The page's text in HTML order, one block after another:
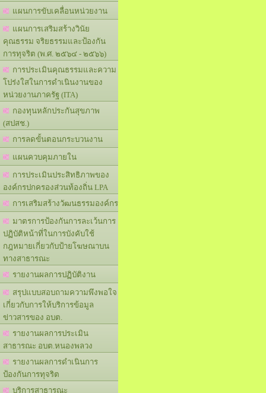
แผนการขับเคลื่อนหน่วยงาน
แผนการเสริมสร้างวินัย
คุณธรรม จริยธรรมและป้องกัน
การทุจริต (พ.ศ. ๒๕๖๔ - ๒๕๖๖)
การประเมินคุณธรรมและความ
โปร่งใสในการดำเนินงานของ
หน่วยงานภาครัฐ (ITA)
กองทุนหลักประกันสุขภาพ
(สปสช.)
การลดขั้นตอนกระบวนงาน
แผนควบคุมภายใน
การประเมินประสิทธิภาพของ
องค์กรปกครองส่วนท้องถิ่น LPA
การเสริมสร้างวัฒนธรรมองค์กร
มาตรการป้องกันการละเว้นการ
ปฏิบัติหน้าที่ในการบังคับใช้
กฎหมายเกี่ยวกับป้ายโฆษณาบน
ทางสาธารณะ
รายงานผลการปฏิบัติงาน
สรุปแบบสอบถามความพึงพอใจ
เกี่ยวกับการให้บริการข้อมูล
ข่าวสารของ อบต.
รายงานผลการประเมิน
สาธารณะ อบต.หนองพลวง
รายงานผลการดำเนินการ
ป้องกันการทุจริต
บริการสาธารณะ